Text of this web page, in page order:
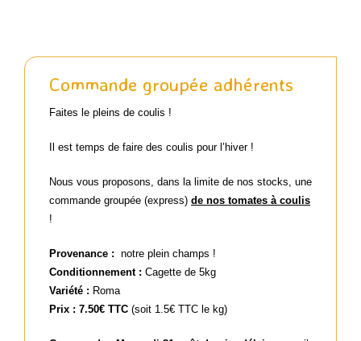
Panier WooCommerce
Commande groupée adhérents
Faites le pleins de coulis !
Il est temps de faire des coulis pour l’hiver !
Nous vous proposons, dans la limite de nos stocks, une
commande groupée (express) de nos tomates à coulis
!
Provenance : notre plein champs !
Conditionnement : Cagette de 5kg
Variété : Roma
Prix : 7.50€ TTC(soit 1.5€ TTC le kg)